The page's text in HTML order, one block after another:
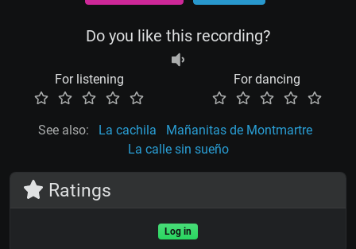
Do you like this recording?
For listening For dancing
See also: La cachila
Mañanitas de Montmartre
La calle sin sueño
Ratings
Log in